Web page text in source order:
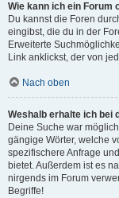
Wie kann ich ein Forum
Du kannst die Foren
eingibst, die du in der
Erweiterte
Link anklickst, der von
Nach oben
Weshalb erhalte ich bei
Deine Suche war
gängige Wörter, welche
spezifischere Anfrage
bietet. Außerdem ist es
nirgends im Forum
Begriffe!